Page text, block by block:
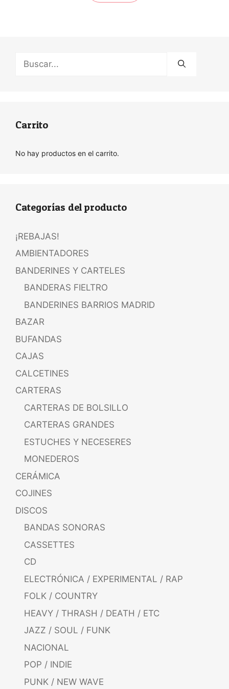
Carrito
No hay productos en el carrito.
Categorías del producto
¡REBAJAS!
AMBIENTADORES
BANDERINES Y CARTELES
BANDERAS FIELTRO
BANDERINES BARRIOS MADRID
BAZAR
BUFANDAS
CAJAS
CALCETINES
CARTERAS
CARTERAS DE BOLSILLO
CARTERAS GRANDES
ESTUCHES Y NECESERES
MONEDEROS
CERÁMICA
COJINES
DISCOS
BANDAS SONORAS
CASSETTES
CD
ELECTRÓNICA / EXPERIMENTAL / RAP
FOLK / COUNTRY
HEAVY / THRASH / DEATH / ETC
JAZZ / SOUL / FUNK
NACIONAL
POP / INDIE
PUNK / NEW WAVE